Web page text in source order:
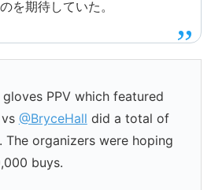
を期待していた。
PPV which featured
vs @BryceHall did a total of
The organizers were hoping
buys.